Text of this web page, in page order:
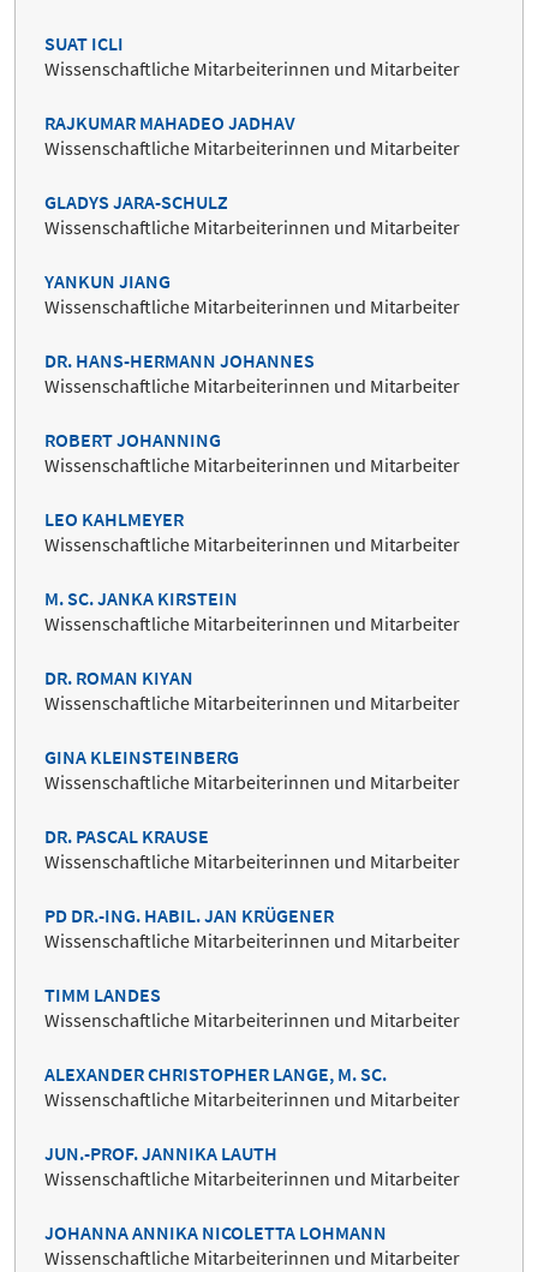
SUAT ICLI
Wissenschaftliche Mitarbeiterinnen und Mitarbeiter
RAJKUMAR MAHADEO JADHAV
Wissenschaftliche Mitarbeiterinnen und Mitarbeiter
GLADYS JARA-SCHULZ
Wissenschaftliche Mitarbeiterinnen und Mitarbeiter
YANKUN JIANG
Wissenschaftliche Mitarbeiterinnen und Mitarbeiter
DR. HANS-HERMANN JOHANNES
Wissenschaftliche Mitarbeiterinnen und Mitarbeiter
ROBERT JOHANNING
Wissenschaftliche Mitarbeiterinnen und Mitarbeiter
LEO KAHLMEYER
Wissenschaftliche Mitarbeiterinnen und Mitarbeiter
M. SC. JANKA KIRSTEIN
Wissenschaftliche Mitarbeiterinnen und Mitarbeiter
DR. ROMAN KIYAN
Wissenschaftliche Mitarbeiterinnen und Mitarbeiter
GINA KLEINSTEINBERG
Wissenschaftliche Mitarbeiterinnen und Mitarbeiter
DR. PASCAL KRAUSE
Wissenschaftliche Mitarbeiterinnen und Mitarbeiter
PD DR.-ING. HABIL. JAN KRÜGENER
Wissenschaftliche Mitarbeiterinnen und Mitarbeiter
TIMM LANDES
Wissenschaftliche Mitarbeiterinnen und Mitarbeiter
ALEXANDER CHRISTOPHER LANGE, M. SC.
Wissenschaftliche Mitarbeiterinnen und Mitarbeiter
JUN.-PROF. JANNIKA LAUTH
Wissenschaftliche Mitarbeiterinnen und Mitarbeiter
JOHANNA ANNIKA NICOLETTA LOHMANN
Wissenschaftliche Mitarbeiterinnen und Mitarbeiter